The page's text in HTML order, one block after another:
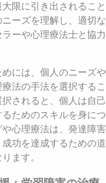
限に引き出されること
ーズを理解し、適切な
ーや心理療法士と協力
には、個人のニーズや
法の手法を選択するこ
されると、個人は自己
ためのスキルを身につ
心理療法は、発達障害
功を達成するための道
ます。